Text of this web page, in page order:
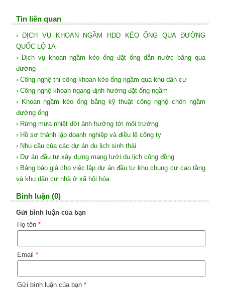
Tin liên quan
› DỊCH VỤ KHOAN NGẦM HDD KÉO ỐNG QUA ĐƯỜNG
QUỐC LỘ 1A
› Dịch vụ khoan ngầm kéo ống đặt ống dẫn nước băng qua
đường
› Công nghệ thi công khoan kéo ống ngầm qua khu dân cư
› Công nghệ khoan ngang định hướng đặt ống ngầm
› Khoan ngầm kéo ống bằng kỹ thuật công nghệ chôn ngầm
đường ống
› Rừng mưa nhiệt đới ảnh hưởng tới môi trường
› Hồ sơ thành lập doanh nghiệp và điều lệ công ty
› Nhu cầu của các dự án du lịch sinh thái
› Dự án đầu tư xây dựng mạng lưới du lịch công đồng
› Bảng báo giá cho việc lập dự án đầu tư khu chung cư cao tầng
và khu dân cư nhà ở xã hội hóa
Bình luận (0)
Gửi bình luận của bạn
Họ tên *
Email *
Gửi bình luận của bạn *